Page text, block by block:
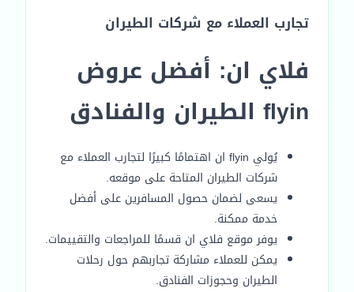
تجارب العملاء مع شركات الطيران
فلاي ان: أفضل عروض
flyin الطيران والفنادق
يُولي flyin ان اهتمامًا كبيرًا لتجارب العملاء مع
شركات الطيران المتاحة على موقعه.
يسعى لضمان حصول المسافرين على أفضل
خدمة ممكنة.
يوفر موقع فلاي ان قسمًا للمراجعات والتقييمات.
يمكن للعملاء مشاركة تجاربهم حول رحلات
الطيران وحجوزات الفنادق.